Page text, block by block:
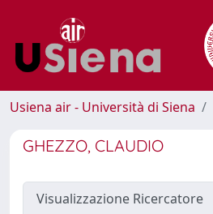
Usiena air - Università di Siena
GHEZZO, CLAUDIO
Visualizzazione Ricercatore